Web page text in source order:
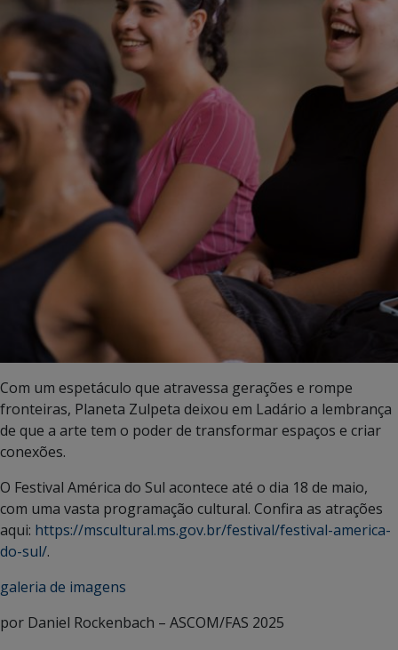
Com um espetáculo que atravessa gerações e rompe
fronteiras, Planeta Zulpeta deixou em Ladário a lembrança
de que a arte tem o poder de transformar espaços e criar
conexões.
O Festival América do Sul acontece até o dia 18 de maio,
com uma vasta programação cultural. Confira as atrações
aqui: https://mscultural.ms.gov.br/festival/festival-america-
do-sul/.
galeria de imagens
por Daniel Rockenbach – ASCOM/FAS 2025